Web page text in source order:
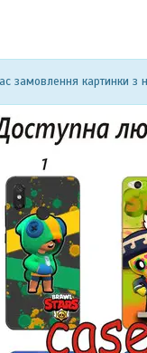
замовлення картинки з